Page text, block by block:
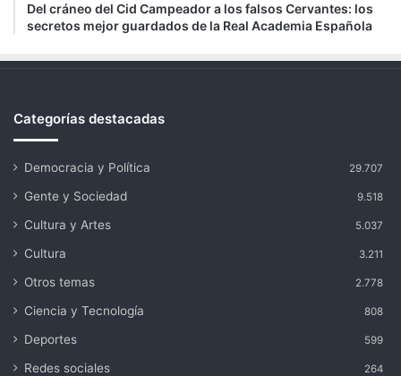
Del cráneo del Cid Campeador a los falsos Cervantes: los
secretos mejor guardados de la Real Academia Española
Categorías destacadas
Democracia y Política 29.707
Gente y Sociedad 9.518
Cultura y Artes 5.037
Cultura 3.211
Otros temas 2.778
Ciencia y Tecnología 808
Deportes 599
Redes sociales 264